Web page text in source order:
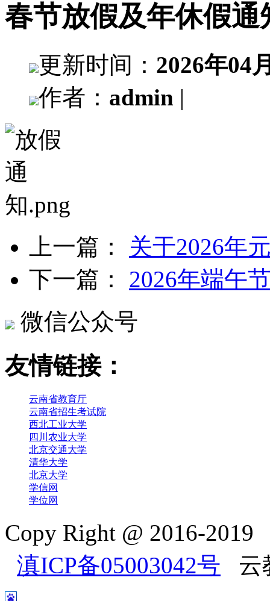
春节放假及年休假通
更新时间： 2026年04
作者： admin |
上一篇： 关于2026年
下一篇： 2026年端午
微信公众号
友情链接：
云南省教育厅
云南省招生考试院
西北工业大学
四川农业大学
北京交通大学
清华大学
北京大学
学信网
学位网
Copy Right @ 2016-
滇ICP备05003042号 云